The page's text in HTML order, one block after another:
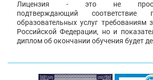
Лицензия - это не
подтверждающий соответствие
образовательных услуг требованиям
Российской Федерации, но и
диплом об окончании обучения будет